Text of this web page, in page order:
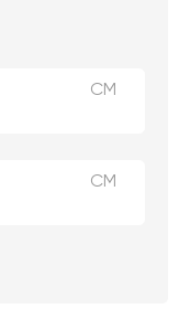
СМ
СМ